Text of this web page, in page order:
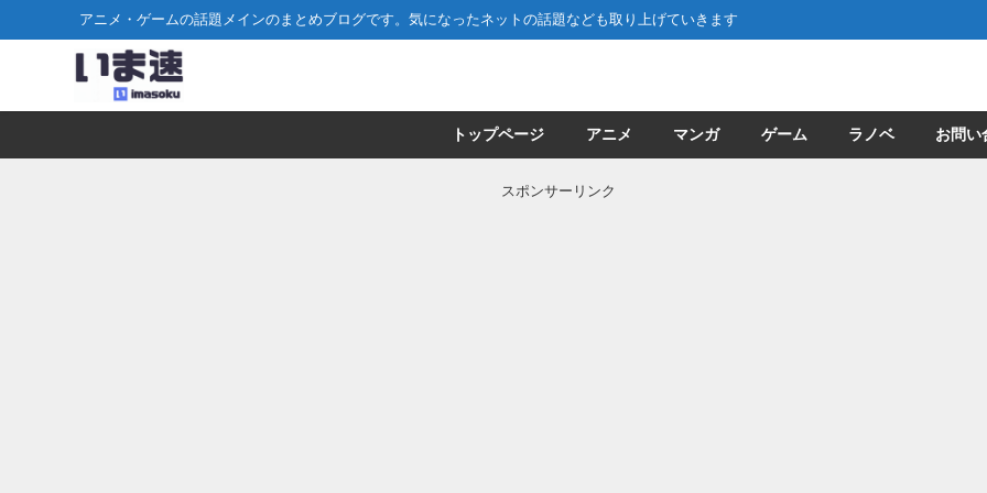
アニメ・ゲームの話題メインのまとめブログです。気になったネットの話題なども取り上げていきます
トップページ アニメ マンガ ゲーム ラノベ お問い
スポンサーリンク